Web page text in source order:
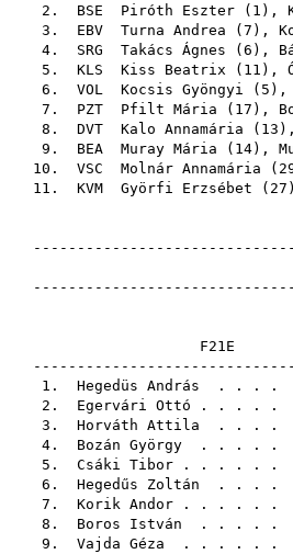
2. BSE Piróth Eszter ( 1 ),
3. EBV Turna Andrea ( 7 ),
4. SRG Takács Ágnes ( 6 ),
5. KLS Kiss Beatrix ( 11 ),
6. VOL Kocsis Gyöngyi ( 5 ),
7. PZT Pfilt Mária ( 17 ),
8. DVT Kalo Annamária ( 13
9. BEA Muray Mária ( 14),
10. VSC Molnár Annamária (
11. KVM Györfi Erzsébet ( 27
1. Hegedüs András . . . .
2. Egervári Ottó . . . . .
3. Horváth Attila . . . .
4. Bozán György . . . . .
5. Csáki Tibor . . . . . .
6. Hegedűs Zoltán . . . .
7. Korik Andor . . . . . .
8. Boros István . . . . .
9. Vajda Géza . . . . . .